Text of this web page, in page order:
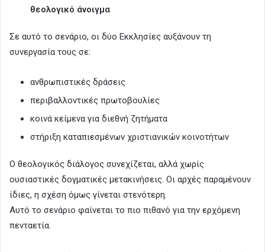
θεολογικό άνοιγμα
Σε αυτό το σενάριο, οι δύο Εκκλησίες αυξάνουν τη
συνεργασία τους σε:
ανθρωπιστικές δράσεις
περιβαλλοντικές πρωτοβουλίες
κοινά κείμενα για διεθνή ζητήματα
στήριξη καταπιεσμένων χριστιανικών κοινοτήτων
Ο θεολογικός διάλογος συνεχίζεται, αλλά χωρίς
ουσιαστικές δογματικές μετακινήσεις. Οι αρχές παραμένουν
ίδιες, η σχέση όμως γίνεται στενότερη.
Αυτό το σενάριο φαίνεται το πιο πιθανό για την ερχόμενη
πενταετία.